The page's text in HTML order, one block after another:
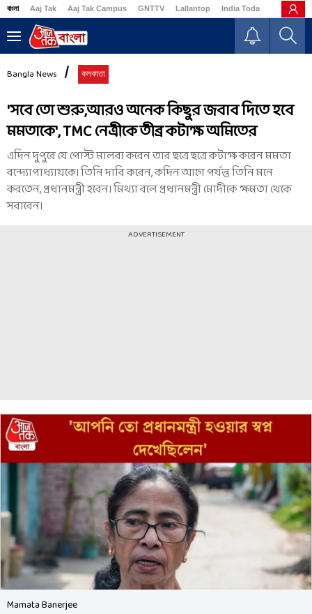
বাংলা Aaj Tak Aaj Tak Campus GNTTV Lallantop India Today Business
Bangla News কলকাতা
'সবে তো শুরু,আরও অনেক কিছুর জবাব দিতে হবে
মমতাকে', TMC নেত্রীকে তীব্র কটাক্ষ অমিতের
এদিন দুপুরে যে পোস্ট মালব্য করেন তার ছত্রে ছত্রে কটাক্ষ করেন মমতা
বন্দ্যোপাধ্যায়কে। তিনি দাবি করেন, কদিন আগে পর্যন্ত তিনি মনে
করতেন, প্রধানমন্ত্রী হবেন। মিথ্যা বলে প্রধানমন্ত্রী মোদীকে ক্ষমতা থেকে
সরাবেন।
ADVERTISEMENT
Mamata Banerjee